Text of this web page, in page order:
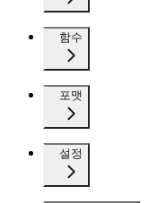
함수
포맷
설정